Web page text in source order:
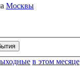
Москвы
в этом месяце